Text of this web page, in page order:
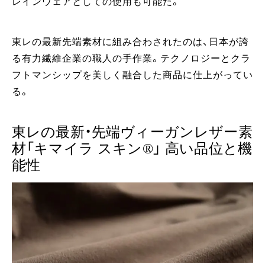
東レの最新先端素材に組み合わされたのは、日本が誇
る有力繊維企業の職人の手作業。テクノロジーとクラ
フトマンシップを美しく融合した商品に仕上がってい
る。
東レの最新・先端ヴィーガンレザー素
材「キマイラ スキン®︎」 高い品位と機
能性